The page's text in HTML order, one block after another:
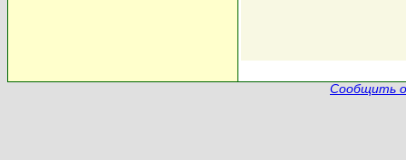
Сообщить о